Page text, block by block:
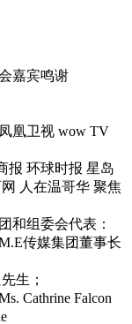
嘉宾鸣谢
凰卫视 wow TV
报 环球时报 星岛
人在温哥华 聚焦
和组委会代表：
传媒集团董事长
生；
Cathrine Falcon